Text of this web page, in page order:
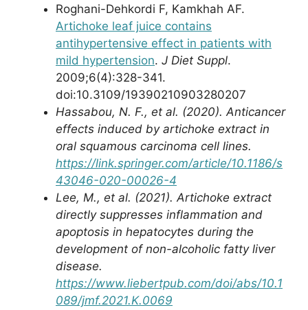
Roghani-Dehkordi F, Kamkhah AF.
Artichoke leaf juice contains
antihypertensive effect in patients with
mild hypertension. J Diet Suppl.
2009;6(4):328-341.
doi:10.3109/19390210903280207
Hassabou, N. F., et al. (2020). Anticancer
effects induced by artichoke extract in
oral squamous carcinoma cell lines.
https://link.springer.com/article/10.1186/s
43046-020-00026-4
Lee, M., et al. (2021). Artichoke extract
directly suppresses inflammation and
apoptosis in hepatocytes during the
development of non-alcoholic fatty liver
disease.
https://www.liebertpub.com/doi/abs/10.1
089/jmf.2021.K.0069